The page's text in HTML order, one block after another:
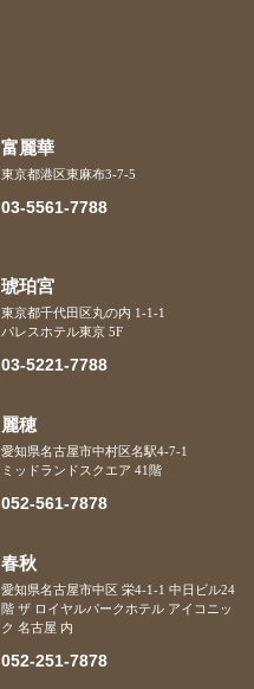
富麗華
東京都港区東麻布3-7-5
03-5561-7788
琥珀宮
東京都千代田区 丸の内 1-1-1
パレスホテル東京 5F
03-5221-7788
麗穂
愛知県名古屋市中村区名駅4-7-1
ミッドランドスクエア 41階
052-561-7878
春秋
愛知県名古屋市中区 栄4-1-1 中日ビル24
階 ザ ロイヤルパークホテル アイコニッ
ク 名古屋 内
052-251-7878